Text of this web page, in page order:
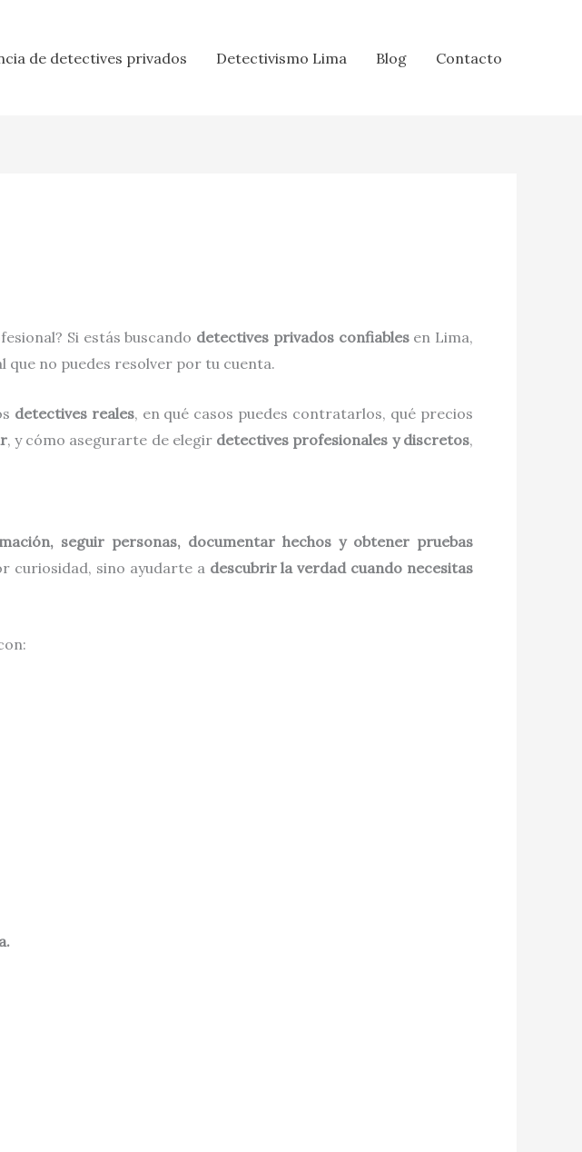
de detectives privados Detectivismo Lima Blog Contacto
Si estás buscando detectives privados confiablesen Lima,
que no puedes resolver por tu cuenta.
detectives reales, en qué casos puedes contratarlos, qué precios
, y cómo asegurarte de elegir detectives profesionales y discretos,
seguir personas, documentar hechos y obtener pruebas
curiosidad, sino ayudarte a descubrir la verdad cuando necesitas